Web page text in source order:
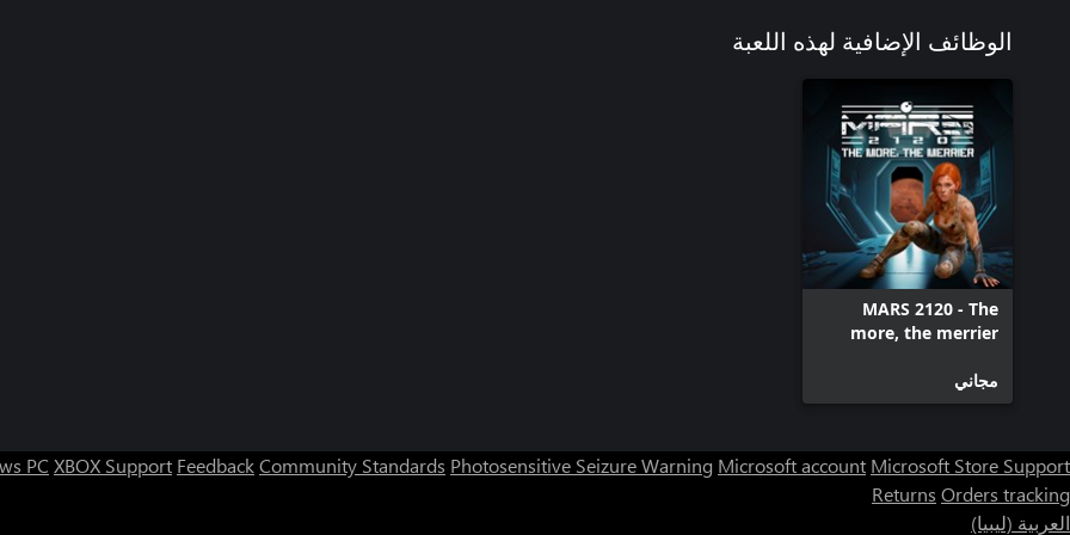
الوظائف الإضافية لهذه اللعبة
MARS 2120 - The
more, the merrier
مجاني
PC XBOX Support FeedbackCommunity Standards Photosensitive Seizure Warning Microsoft account Microsoft Store Support
Returns Orders tracking
العربية (ليبيا)